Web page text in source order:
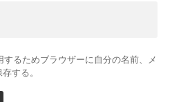
するためブラウザーに自分の名前、メ
する。